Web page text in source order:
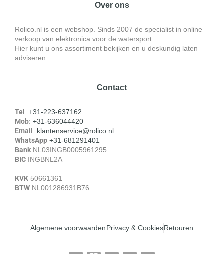
Over ons
Rolico.nl is een webshop. Sinds 2007 de specialist in online
verkoop van elektronica voor de watersport.
Hier kunt u ons assortiment bekijken en u deskundig laten
adviseren.
Contact
Tel: +31-223-637162
Mob: +31-636044420
Email: klantenservice@rolico.nl
WhatsApp +31-681291401
Bank NL03INGB0005961295
BIC INGBNL2A
KVK 50661361
BTW NL001286931B76
Algemene voorwaardenPrivacy & CookiesRetouren